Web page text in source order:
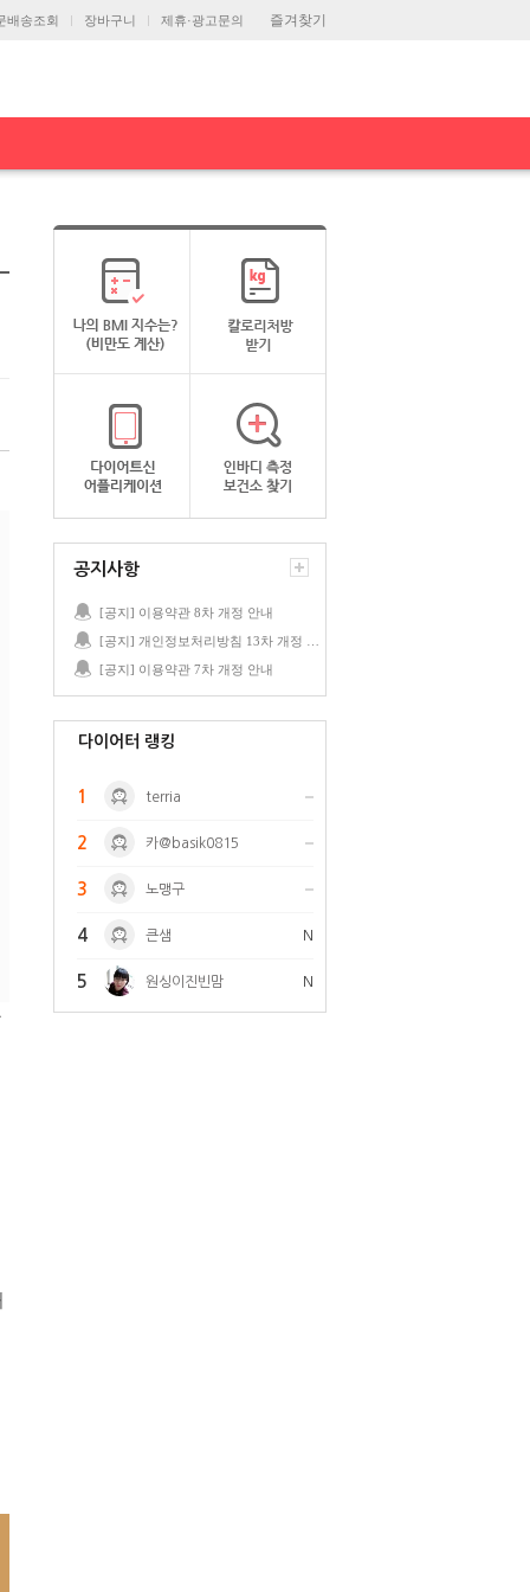
즐겨찾기
배송조회 장바구니 제휴·광고문의
공지사항
[공지] 이용약관 8차 개정 안내
[공지] 이용약관 7차 개정 안내
다이어터 랭킹
1 terria
2 카@basik0815
3 노맹구
4 큰샘 N
5 원싱이진빈맘 N